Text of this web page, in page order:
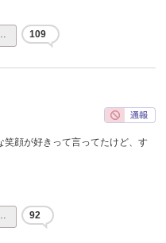
109
顔が好きって言ってたけど、す
92